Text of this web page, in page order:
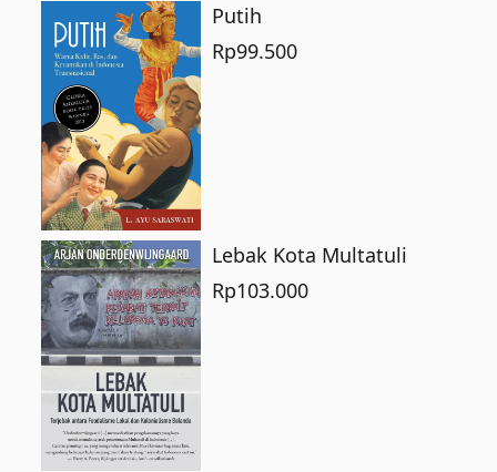
Putih
Rp99.500
Lebak Kota Multatuli
Rp103.000